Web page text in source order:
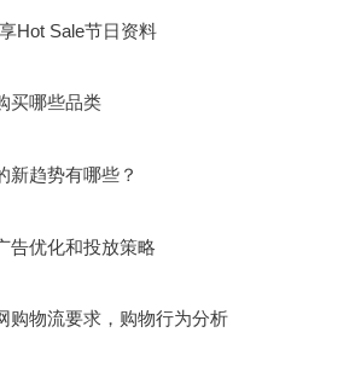
Hot Sale节日资料
买哪些品类
新趋势有哪些？
告优化和投放策略
购物流要求，购物行为分析